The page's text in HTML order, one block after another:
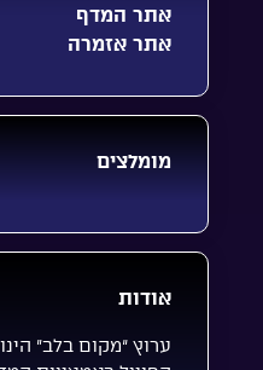
אתר המדף
אתר אזמרה
מומלצים
אודות
ערוץ “מקום בלב”